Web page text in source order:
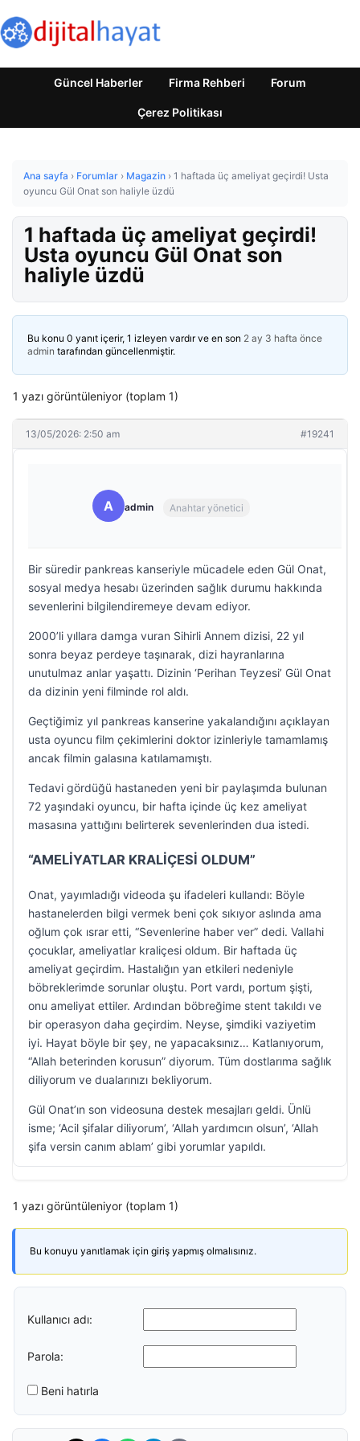
Güncel Haberler Firma Rehberi Forum
Çerez Politikası
Ana sayfa › Forumlar › Magazin › 1 haftada üç ameliyat geçirdi! Usta
oyuncu Gül Onat son haliyle üzdü
1 haftada üç ameliyat geçirdi!
Usta oyuncu Gül Onat son
haliyle üzdü
Bu konu 0 yanıt içerir, 1 izleyen vardır ve en son 2 ay 3 hafta önce
admin tarafından güncellenmiştir.
1 yazı görüntüleniyor (toplam 1)
13/05/2026: 2:50 am #19241
A admin Anahtar yönetici
Bir süredir pankreas kanseriyle mücadele eden Gül Onat,
sosyal medya hesabı üzerinden sağlık durumu hakkında
sevenlerini bilgilendiremeye devam ediyor.
2000’li yıllara damga vuran Sihirli Annem dizisi, 22 yıl
sonra beyaz perdeye taşınarak, dizi hayranlarına
unutulmaz anlar yaşattı. Dizinin ‘Perihan Teyzesi’ Gül Onat
da dizinin yeni filminde rol aldı.
Geçtiğimiz yıl pankreas kanserine yakalandığını açıklayan
usta oyuncu film çekimlerini doktor izinleriyle tamamlamış
ancak filmin galasına katılamamıştı.
Tedavi gördüğü hastaneden yeni bir paylaşımda bulunan
72 yaşındaki oyuncu, bir hafta içinde üç kez ameliyat
masasına yattığını belirterek sevenlerinden dua istedi.
“AMELİYATLAR KRALİÇESİ OLDUM”
Onat, yayımladığı videoda şu ifadeleri kullandı: Böyle
hastanelerden bilgi vermek beni çok sıkıyor aslında ama
oğlum çok ısrar etti, “Sevenlerine haber ver” dedi. Vallahi
çocuklar, ameliyatlar kraliçesi oldum. Bir haftada üç
ameliyat geçirdim. Hastalığın yan etkileri nedeniyle
böbreklerimde sorunlar oluştu. Port vardı, portum şişti,
onu ameliyat ettiler. Ardından böbreğime stent takıldı ve
bir operasyon daha geçirdim. Neyse, şimdiki vaziyetim
iyi. Hayat böyle bir şey, ne yapacaksınız… Katlanıyorum,
“Allah beterinden korusun” diyorum. Tüm dostlarıma sağlık
diliyorum ve dualarınızı bekliyorum.
Gül Onat’ın son videosuna destek mesajları geldi. Ünlü
isme; ‘Acil şifalar diliyorum’, ‘Allah yardımcın olsun’, ‘Allah
şifa versin canım ablam’ gibi yorumlar yapıldı.
1 yazı görüntüleniyor (toplam 1)
Bu konuyu yanıtlamak için giriş yapmış olmalısınız.
Kullanıcı adı:
Parola:
Beni hatırla